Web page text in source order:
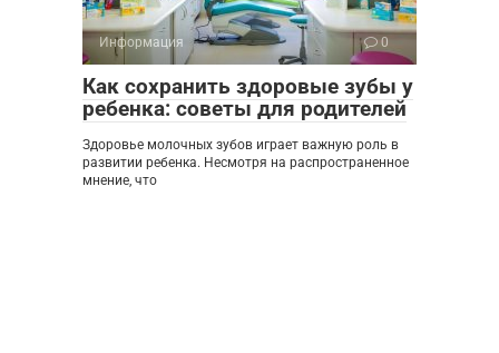
Информация 0
Как сохранить здоровые зубы у
ребенка: советы для родителей
Здоровье молочных зубов играет важную роль в
развитии ребенка. Несмотря на распространенное
мнение, что